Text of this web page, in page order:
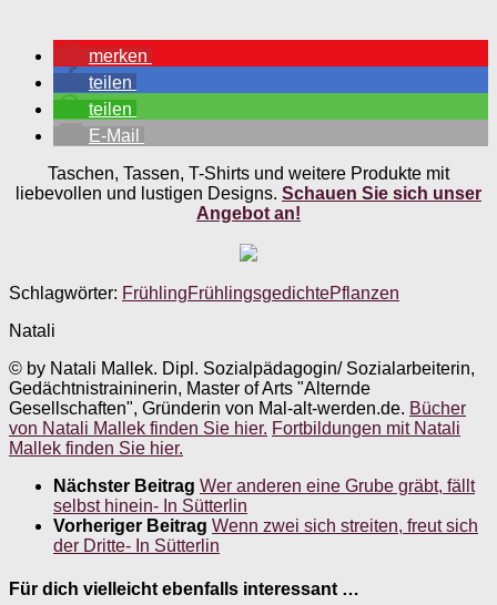
merken
teilen
teilen
E-Mail
Taschen, Tassen, T-Shirts und weitere Produkte mit
liebevollen und lustigen Designs. Schauen Sie sich unser
Angebot an!
Schlagwörter: FrühlingFrühlingsgedichtePflanzen
Natali
© by Natali Mallek. Dipl. Sozialpädagogin/ Sozialarbeiterin,
Gedächtnistraininerin, Master of Arts "Alternde
Gesellschaften", Gründerin von Mal-alt-werden.de. Bücher
von Natali Mallek finden Sie hier. Fortbildungen mit Natali
Mallek finden Sie hier.
Nächster Beitrag Wer anderen eine Grube gräbt, fällt
selbst hinein- In Sütterlin
Vorheriger Beitrag Wenn zwei sich streiten, freut sich
der Dritte- In Sütterlin
Für dich vielleicht ebenfalls interessant …